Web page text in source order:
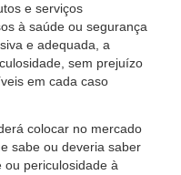
e serviços
à saúde ou segurança
e adequada, a
sem prejuízo
em cada caso
colocar no mercado
sabe ou deveria saber
ou periculosidade à